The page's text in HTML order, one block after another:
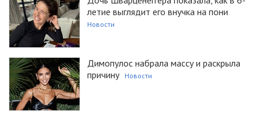
летие выглядит его внучка на пони
Новости
Димопулос набрала массу и раскрыла
причину
Новости